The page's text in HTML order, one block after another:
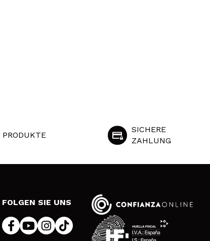
PRODUKTE
SICHERE
ZAHLUNG
FOLGEN SIE UNS